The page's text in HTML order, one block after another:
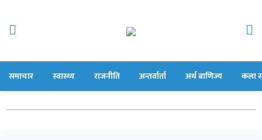
समाचार स्वास्थ्य राजनीति अन्तर्वार्ता अर्थ बाणिज्य कला